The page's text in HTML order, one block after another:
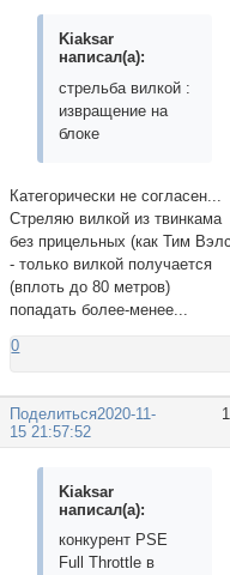
Kiaksar
написал(а):
стрельба вилкой :
извращение на
блоке
Категорически не согласен...
Стреляю вилкой из твинкама
без прицельных (как Тим
- только вилкой получается
(вплоть до 80 метров)
попадать более-менее...
0
Поделиться2020-11-
15 21:57:52
Kiaksar
написал(а):
конкурент PSE
Full Throttle в